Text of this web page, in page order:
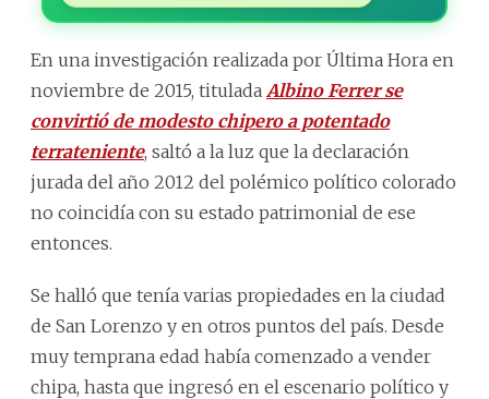
En una investigación realizada por Última Hora en
noviembre de 2015, titulada Albino Ferrer se
convirtió de modesto chipero a potentado
terrateniente, saltó a la luz que la declaración
jurada del año 2012 del polémico político colorado
no coincidía con su estado patrimonial de ese
entonces.
Se halló que tenía varias propiedades en la ciudad
de San Lorenzo y en otros puntos del país. Desde
muy temprana edad había comenzado a vender
chipa, hasta que ingresó en el escenario político y